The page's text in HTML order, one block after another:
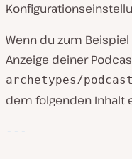
Wenn du zum
Anzeige deiner
archetypes/
dem folgenden Inhalt